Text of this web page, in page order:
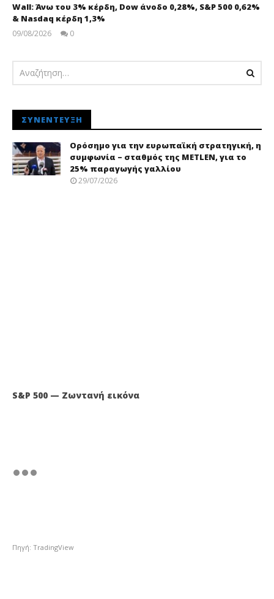
Wall: Άνω του 3% κέρδη, Dow άνοδο 0,28%, S&P 500 0,62%
& Nasdaq κέρδη 1,3%
09/08/2026
0
ΣΥΝΈΝΤΕΥΞΗ
Ορόσημο για την ευρωπαϊκή στρατηγική, η
συμφωνία – σταθμός της METLEN, για το
25% παραγωγής γαλλίου
29/07/2026
S&P 500 — Ζωντανή εικόνα
Πηγή: TradingView